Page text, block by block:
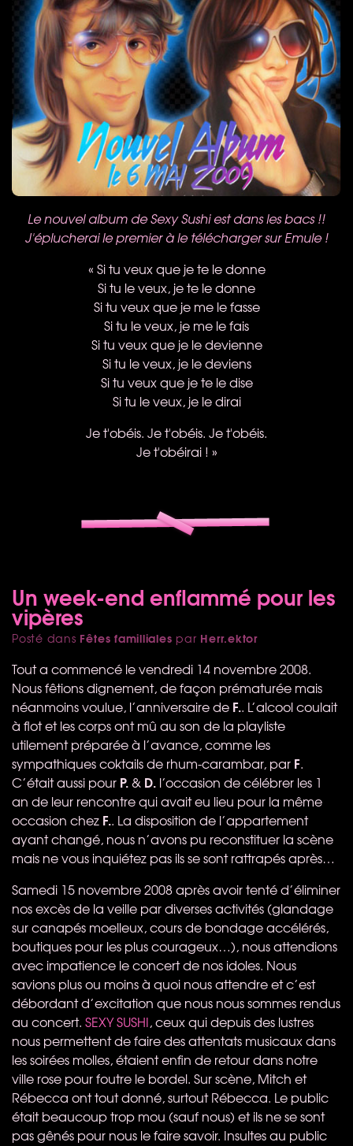
Le nouvel album de Sexy Sushi est dans les bacs !!
J'éplucherai le premier à le télécharger sur Emule !
« Si tu veux que je te le donne
Si tu le veux, je te le donne
Si tu veux que je me le fasse
Si tu le veux, je me le fais
Si tu veux que je le devienne
Si tu le veux, je le deviens
Si tu veux que je te le dise
Si tu le veux, je le dirai
Je t'obéis. Je t'obéis. Je t'obéis.
Je t'obéirai ! »
Un week-end enflammé pour les
vipères
Posté dans Fêtes familliales par Herr.ektor
Tout a commencé le vendredi 14 novembre 2008.
Nous fêtions dignement, de façon prématurée mais
néanmoins voulue, l’anniversaire de F.. L’alcool coulait
à flot et les corps ont mû au son de la playliste
utilement préparée à l’avance, comme les
sympathiques coktails de rhum-carambar, par F.
C’était aussi pour P. & D. l’occasion de célébrer les 1
an de leur rencontre qui avait eu lieu pour la même
occasion chez F.. La disposition de l’appartement
ayant changé, nous n’avons pu reconstituer la scène
mais ne vous inquiétez pas ils se sont rattrapés après…
Samedi 15 novembre 2008 après avoir tenté d’éliminer
nos excès de la veille par diverses activités (glandage
sur canapés moelleux, cours de bondage accélérés,
boutiques pour les plus courageux…), nous attendions
avec impatience le concert de nos idoles. Nous
savions plus ou moins à quoi nous attendre et c’est
débordant d’excitation que nous nous sommes rendus
au concert. SEXYSUSHI, ceux qui depuis des lustres
nous permettent de faire des attentats musicaux dans
les soirées molles, étaient enfin de retour dans notre
ville rose pour foutre le bordel. Sur scène, Mitch et
Rébecca ont tout donné, surtout Rébecca. Le public
était beaucoup trop mou (sauf nous) et ils ne se sont
pas gênés pour nous le faire savoir. Insultes au public